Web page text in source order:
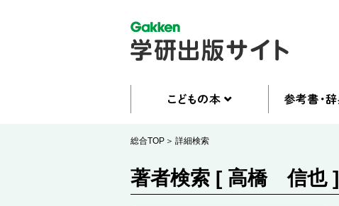
総合TOP 詳細検索
著者検索 [ 高橋 信也 ]